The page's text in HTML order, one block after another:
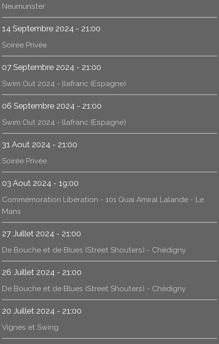
Neumunster
14 Septembre 2024 - 21:00
Soirée Privée
07 Septembre 2024 - 21:00
Swim Out 2024 - llafranc (Espagne)
06 Septembre 2024 - 21:00
Swim Out 2024 - llafranc (Espagne)
31 Aout 2024 - 21:00
Soirée Privée
03 Aout 2024 - 19:00
Commémoration Libération - 101 Quai Amiral Lalande - Le
Mans
27 Juillet 2024 - 21:00
De Bouche et de Blues (Street Shouters) - Chédigny
26 Juillet 2024 - 21:00
De Bouche et de Blues (Street Shouters) - Chédigny
20 Juillet 2024 - 21:00
Vignes et Swing